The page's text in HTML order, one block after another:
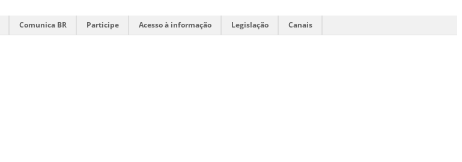
Comunica BR Participe Acesso à informação Legislação Canais